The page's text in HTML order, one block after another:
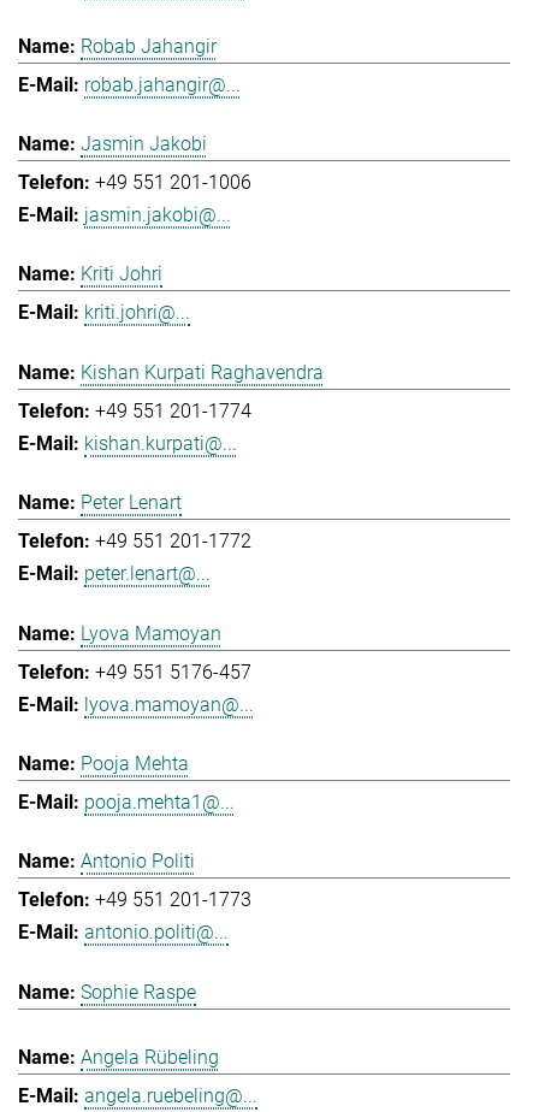
Robab Jahangir
robab.jahangir@...
Jasmin Jakobi
+49 551 201-1006
jasmin.jakobi@...
Kriti Johri
kriti.johri@...
Kishan Kurpati Raghavendra
+49 551 201-1774
kishan.kurpati@...
Peter Lenart
+49 551 201-1772
peter.lenart@...
Lyova Mamoyan
+49 551 5176-457
lyova.mamoyan@...
Pooja Mehta
pooja.mehta1@...
Antonio Politi
+49 551 201-1773
antonio.politi@...
Sophie Raspe
Angela Rübeling
angela.ruebeling@...